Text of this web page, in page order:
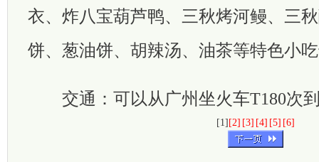
衣、炸八宝葫芦鸭、三秋烤河鳗、三
饼、葱油饼、胡辣汤、油茶等特色小
交通：可以从广州坐火车T180次
[1] [2] [3] [4] [5] [6]